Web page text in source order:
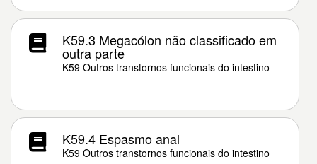
K59.3 Megacólon não classificado em
outra parte
K59 Outros transtornos funcionais do intestino
K59.4 Espasmo anal
K59 Outros transtornos funcionais do intestino